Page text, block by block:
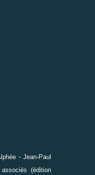
- Jean-Paul
(édition